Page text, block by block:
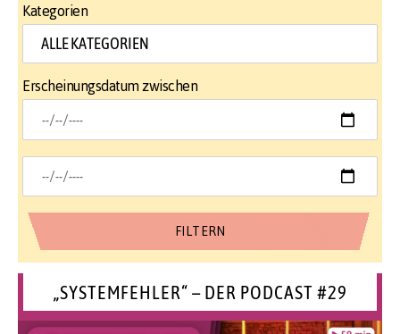
Kategorien
Erscheinungsdatum zwischen
„SYSTEMFEHLER“ – DER PODCAST #29